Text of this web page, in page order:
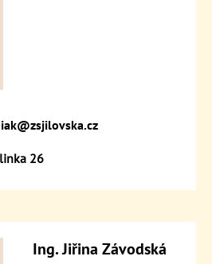
26
Ing. Jiřina Závodská